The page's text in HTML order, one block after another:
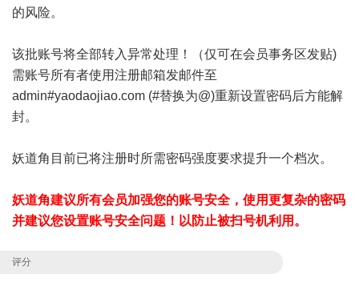
的风险。
该批账号将全部转入异常处理！（仅可在会员事务区发贴)
需账号所有者使用注册邮箱发邮件至
admin#yaodaojiao.com (#替换为@)重新设置密码后方能解
封。
妖道角目前已将注册时所需密码强度要求提升一个档次。
妖道角建议所有会员加强您的账号安全，使用更复杂的密码
并建议您设置账号安全问题！以防止被扫号机利用。
评分